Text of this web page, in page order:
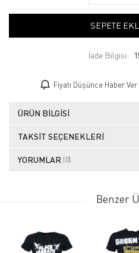
SEPETE
İade Bilgisi:
Fiyatı Düşünce Haber Ver
ÜRÜN BILGISI
TAKSIT SEÇENEKLERI
YORUMLAR (0)
Benzer